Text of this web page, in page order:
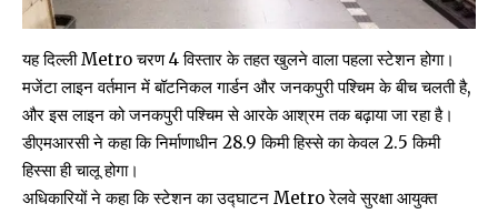
यह दिल्ली Metro चरण 4 विस्तार के तहत खुलने वाला पहला स्टेशन होगा।
मजेंटा लाइन वर्तमान में बॉटनिकल गार्डन और जनकपुरी पश्चिम के बीच चलती है,
और इस लाइन को जनकपुरी पश्चिम से आरके आश्रम तक बढ़ाया जा रहा है।
डीएमआरसी ने कहा कि निर्माणाधीन 28.9 किमी हिस्से का केवल 2.5 किमी
हिस्सा ही चालू होगा।
अधिकारियों ने कहा कि स्टेशन का उद्घाटन Metro रेलवे सुरक्षा आयुक्त